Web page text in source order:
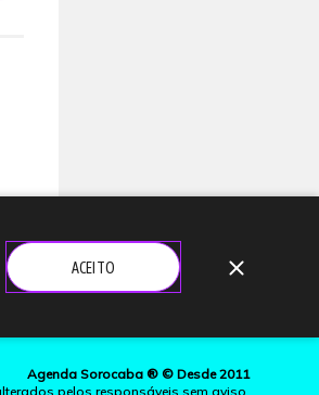
Agenda Sorocaba ® © Desde 2011
pelos responsáveis sem aviso.
ACEITO close